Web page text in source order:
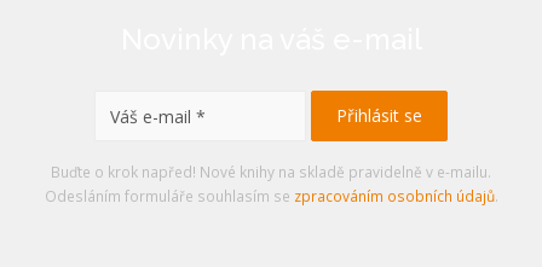
Buďte o krok napřed! Nové knihy na skladě pravidelně v e-mailu.
Odesláním formuláře souhlasím se zpracováním osobních údajů.